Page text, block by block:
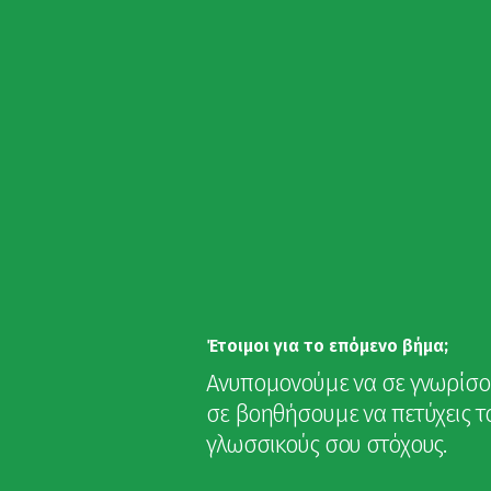
Έτοιμοι για το επόμενο βήμα;
Ανυπομονούμε να σε
σε βοηθήσουμε να πετύχεις
γλωσσικούς σου στόχους.